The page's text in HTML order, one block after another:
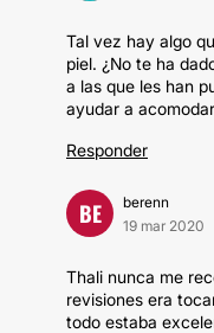
Tal vez hay algo
piel. ¿No te ha
a las que les han
ayudar a
Responder
BE
berenn
19 mar 2020
Thali nunca me
revisiones era
todo estaba